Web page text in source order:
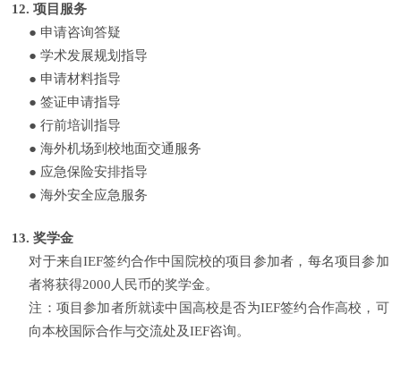
12.项目服务
● 申请咨询答疑
● 学术发展规划指导
● 申请材料指导
● 签证申请指导
● 行前培训指导
● 海外机场到校地面交通服务
● 应急保险安排指导
● 海外安全应急服务
13.奖学金
对于来自IEF签约合作中国院校的项目参加者，每名项目参加
者将获得2000 人民币的奖学金。
注：项目参加者所就读中国高校是否为IEF签约合作高校，可
向本校国际合作与交流处及IEF咨询。